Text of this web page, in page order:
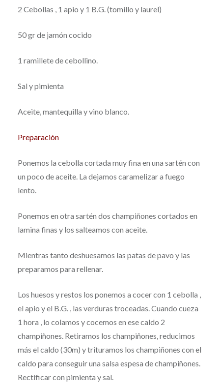
2 Cebollas , 1 apio y 1 B.G. (tomillo y laurel)
50 gr de jamón cocido
1 ramillete de cebollino.
Sal y pimienta
Aceite, mantequilla y vino blanco.
Preparación
Ponemos la cebolla cortada muy fina en una sartén con
un poco de aceite. La dejamos caramelizar a fuego
lento.
Ponemos en otra sartén dos champiñones cortados en
lamina finas y los salteamos con aceite.
Mientras tanto deshuesamos las patas de pavo y las
preparamos para rellenar.
Los huesos y restos los ponemos a cocer con 1 cebolla ,
el apio y el B.G. , las verduras troceadas. Cuando cueza
1 hora , lo colamos y cocemos en ese caldo 2
champiñones. Retiramos los champiñones, reducimos
más el caldo (30m) y trituramos los champiñones con el
caldo para conseguir una salsa espesa de champiñones.
Rectificar con pimienta y sal.